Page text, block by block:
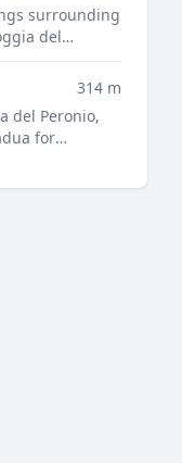
surrounding
del
the
314 m
del Peronio,
for